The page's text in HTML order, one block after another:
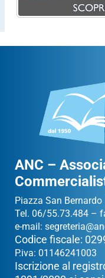
ANC –
Piazza San
Tel. 06/55.73.484 –
e-mail:
Codice fiscale:
P.iva: 01146241003
Iscrizione al